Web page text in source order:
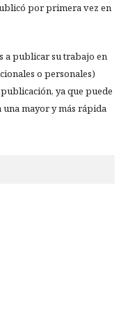
por primera vez en
a publicar su trabajo en
o personales)
ya que puede
mayor y más rápida